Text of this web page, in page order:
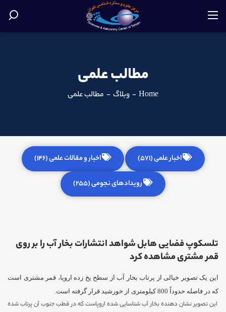
مطالب علمی
Home
- وبلاگ - مطالب علمی
اخبار علمی (571) اخبار و مقالات علمی (146)
رویدادهای نجومی (255)
تلسکوپ فضایی هابل شواهد انتشارات بخار آب را بر روی
قمر مشتری مشاهده کرد
این یک تصویر خیالی از پرتاب بخار آب از سطح یخ زده اروپا، قمر مشتری است
که در فاصله حدوداً 800 کیلومتری از خورشید قرار گرفته است.
این تصویر نشان دهنده بخار آب شناسایی شده اروپاست که در قطب جنوب آن پرتاب شده